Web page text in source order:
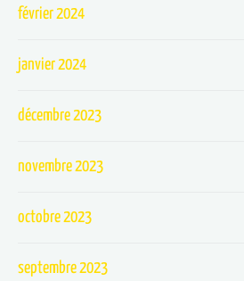
février 2024
janvier 2024
décembre 2023
novembre 2023
octobre 2023
septembre 2023